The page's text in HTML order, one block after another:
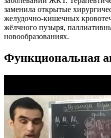
заменила открытые
желудочно-кишечных
жёлчного пузыря,
новообразованиях.
Функциональная